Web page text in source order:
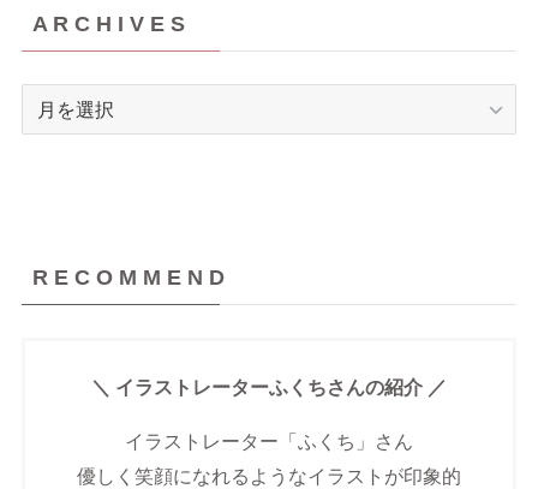
A R C H I V E S
S
R E C O M M E N D
＼ イラストレーターふくちさんの紹介 ／
イラストレーター「ふくち」さん
優しく笑顔になれるようなイラストが印象的